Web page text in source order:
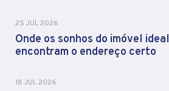
25 JUL 2026
Onde os sonhos do imóvel ideal
encontram o endereço certo
18 JUL 2026